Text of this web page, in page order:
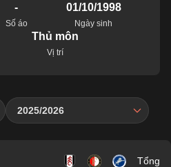
-
Số áo
01/10/1998
Ngày sinh
Thủ môn
Vị trí
2025/2026
Tổng